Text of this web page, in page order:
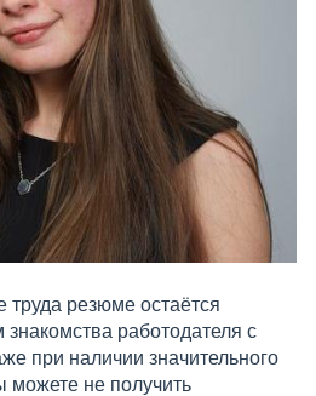
резюме остаётся
работодателя с
при наличии значительного
можете не получить